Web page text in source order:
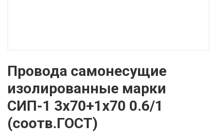
Провода самонесущие
изолированные марки
СИП-1 3х70+1х70 0.6/1
(соотв.ГОСТ)